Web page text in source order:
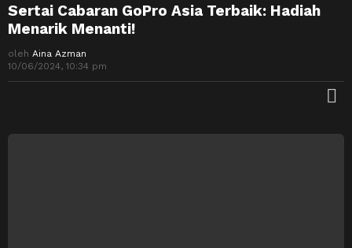
Sertai Cabaran GoPro Asia Terbaik: Hadiah
Menarik Menanti!
oleh Aina Azman
10/06/2024, 10:34 pm